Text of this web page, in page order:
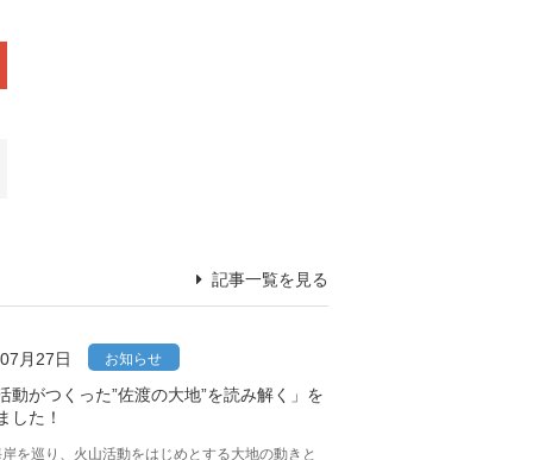
記事一覧を見る
月27日 お知らせ
動がつくった”佐渡の大地”を読み解く」を
した！
を巡り、火山活動をはじめとする大地の動きと